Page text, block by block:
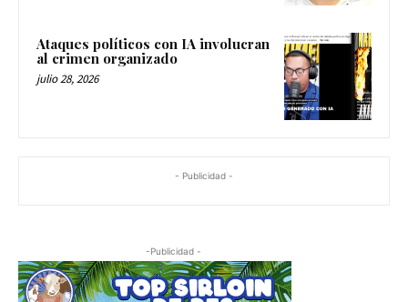
Ataques políticos con IA involucran
al crimen organizado
julio 28, 2026
- Publicidad -
-Publicidad -